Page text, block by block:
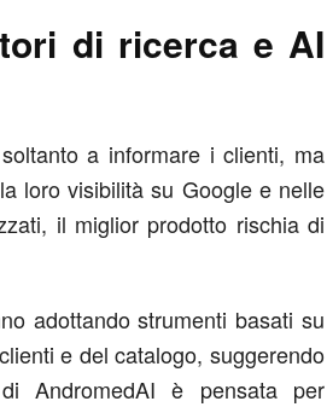
di ricerca e AI
a informare i clienti, ma
loro visibilità su Google e nelle
il miglior prodotto rischia di
adottando strumenti basati su
e del catalogo, suggerendo
AndromedAI è pensata per